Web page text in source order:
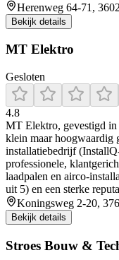
Herenweg 64-71,
Bekijk details
MT Elektro
Gesloten
4.8
MT Elektro, gevestigd in
klein maar hoogwaardig
installatiebedrijf
professionele,
laadpalen en airco-
uit 5) en een sterke
Koningsweg 2-20,
Bekijk details
Stroes Bouw &